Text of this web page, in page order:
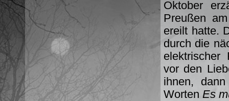
Oktober
Preußen
ereilt hatte.
durch die
elektrischer
vor den
ihnen,
Worten Es